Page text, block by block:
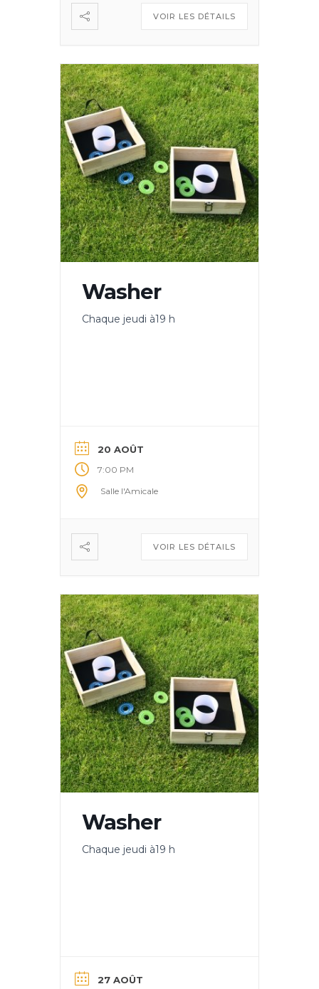
VOIR LES DÉTAILS
Washer
Chaque jeudi à19 h
20 AOÛT
7:00 PM
Salle l'Amicale
VOIR LES DÉTAILS
Washer
Chaque jeudi à19 h
27 AOÛT